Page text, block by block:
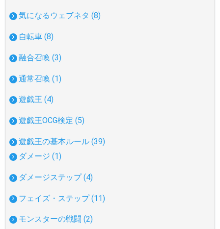
気になるウェブネタ (8)
自転車 (8)
融合召喚 (3)
通常召喚 (1)
遊戯王 (4)
遊戯王OCG検定 (5)
遊戯王の基本ルール (39)
ダメージ (1)
ダメージステップ (4)
フェイズ・ステップ (11)
モンスターの戦闘 (2)